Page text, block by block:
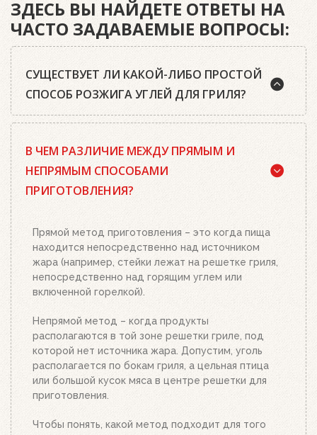
ЗДЕСЬ ВЫ НАЙДЕТЕ ОТВЕТЫ НА
ЧАСТО ЗАДАВАЕМЫЕ ВОПРОСЫ:
СУЩЕСТВУЕТ ЛИ КАКОЙ-ЛИБО ПРОСТОЙ
СПОСОБ РОЗЖИГА УГЛЕЙ ДЛЯ ГРИЛЯ?
качественный древесный уголь или угольные
брикеты Weber, кубики для розжига, а также наш
необходимым количеством угля или брикетов,
решетку для угля и подожгите их. Сверху
поставьте заполненный углем или брикетами
стартер. Больше ничего делать не нужно.
Топливо разгорится полностью за 20-30 минут, в
зависимости от количества угля или брикетов.
Когда верхний уголь станет красным, а слой
брикетов покроется белым пеплом, высыпьте
уголь из стартера на решетку для угля. Жар
будет просто отличным!
В ЧЕМ РАЗЛИЧИЕ МЕЖДУ ПРЯМЫМ И
НЕПРЯМЫМ СПОСОБАМИ
ПРИГОТОВЛЕНИЯ?
Прямой метод приготовления – это когда пища
находится непосредственно над источником
жара (например, стейки лежат на решетке гриля,
непосредственно над горящим углем или
включенной горелкой).
Непрямой метод – когда продукты
располагаются в той зоне решетки гриле, под
которой нет источника жара. Допустим, уголь
располагается по бокам гриля, а цельная птица
или большой кусок мяса в центре решетки для
приготовления.
Чтобы понять, какой метод подходит для того